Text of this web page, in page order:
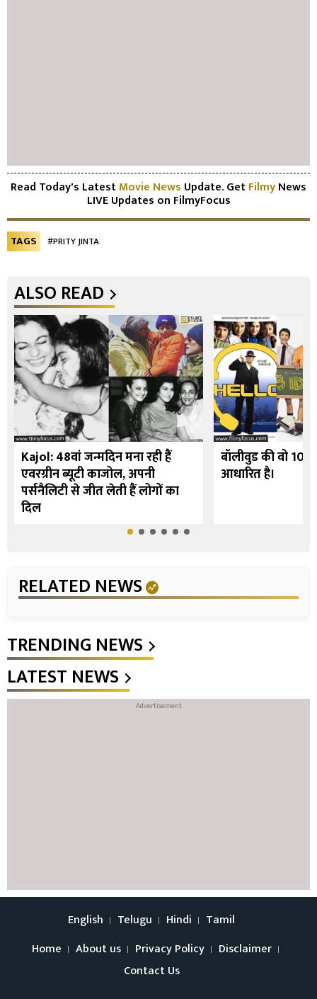
Read Today's LatestMovie News Update. GetFilmyNews
LIVE Updates on FilmyFocus
TAGS #PRITY JINTA
ALSO READ
Kajol: 48वां जन्मदिन मना रही हैं
एवरग्रीन ब्यूटी काजोल, अपनी
पर्सनैलिटी से जीत लेती हैं लोगों का
दिल
बॉलीवुड की वो 10
आधारित है।
RELATED NEWS
TRENDING NEWS
LATEST NEWS
English Telugu Hindi
Tamil
Home
About us Privacy Policy
Disclaimer
Contact Us